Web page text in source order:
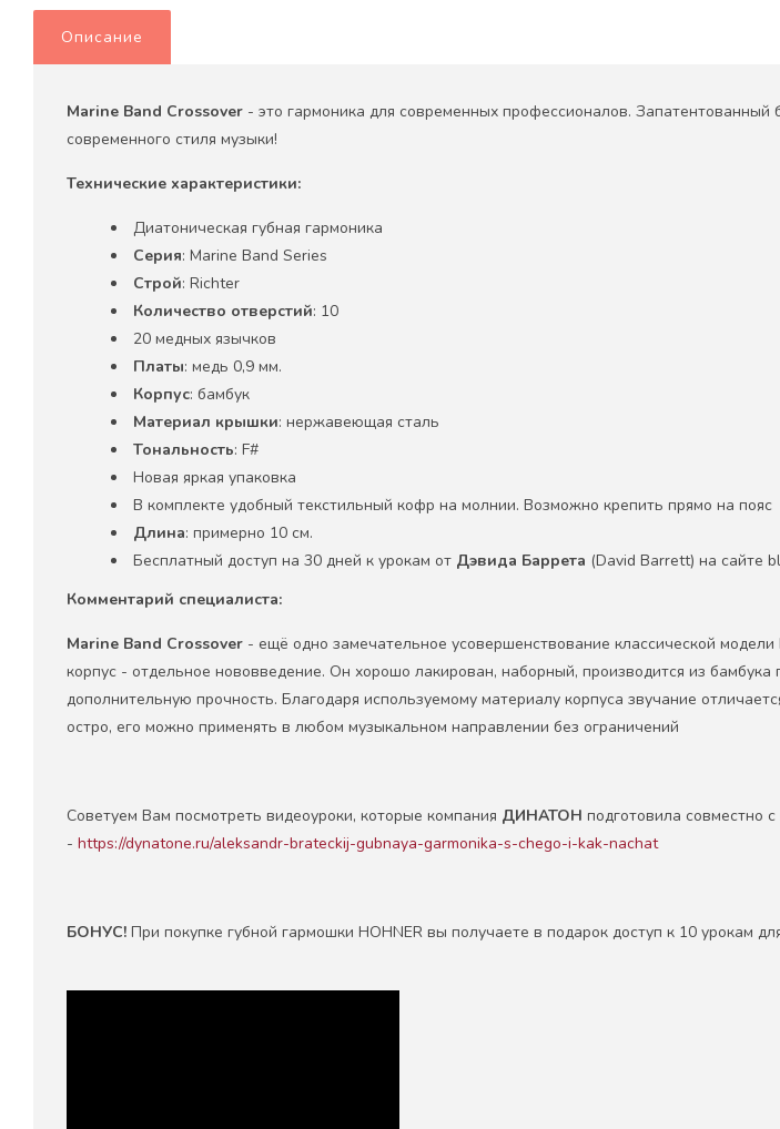
Описание
Marine Band Crossover - это гармоника для современных профессионалов.
современного стиля музыки!
Технические характеристики:
Диатоническая губная гармоника
Серия: Marine Band Series
Строй: Richter
Количество отверстий: 10
20 медных язычков
Платы: медь 0,9 мм.
Корпус: бамбук
Материал крышки: нержавеющая сталь
Тональность: F#
Новая яркая упаковка
В комплекте удобный текстильный кофр на молнии. Возможно крепить прямо на пояс
Длина: примерно 10 см.
Бесплатный доступ на 30 дней к урокам от Дэвида Баррета (David Barrett) на сайте
Комментарий специалиста:
Marine Band Crossover - ещё одно замечательное усовершенствование классической
корпус - отдельное нововведение. Он хорошо лакирован, наборный, производится из бамбука
дополнительную прочность. Благодаря используемому материалу корпуса звучание
остро, его можно применять в любом музыкальном направлении без ограничений
Советуем Вам посмотреть видеоуроки, которые компания ДИНАТОН подготовила совместно
- https://dynatone.ru/aleksandr-brateckij-gubnaya-garmonika-s-chego-i-kak-nachat
БОНУС! При покупке губной гармошки HOHNER вы получаете в подарок доступ к 10 урокам